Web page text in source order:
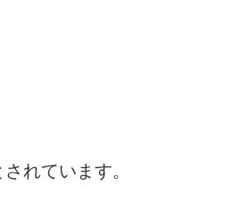
れています。